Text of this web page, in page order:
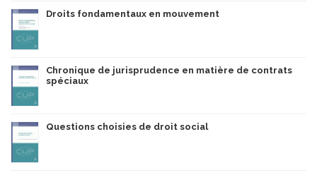
Droits fondamentaux en mouvement
Chronique de jurisprudence en matière de contrats
spéciaux
Questions choisies de droit social